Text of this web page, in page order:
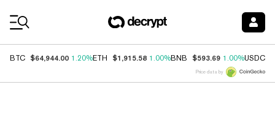
BTC $64,944.00 1.20%ETH $1,915.58 1.00%BNB $593.69 1.00%USDC
Price data by